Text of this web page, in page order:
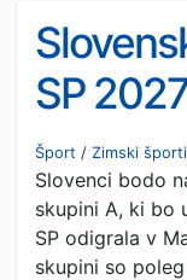
SP
prvakom
Šport / Zimski športi
Slovenci bodo
skupini A, ki bo
SP odigrala v
skupini so